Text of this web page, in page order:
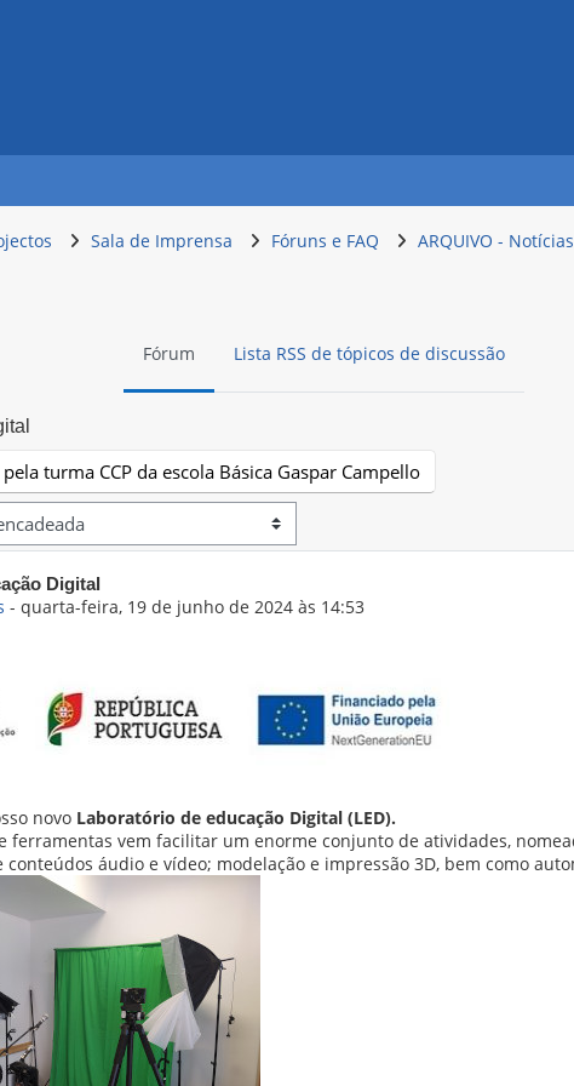
Sala de Imprensa Fóruns e FAQ
ARQUIVO -
Fórum Lista RSS de tópicos de discussão
turma CCP da escola Básica Gaspar Campello
Digital
-quarta-feira, 19 de junho de 2024 às 14:53
2
novo Laboratório de educação Digital (LED).
ferramentas vem facilitar um enorme conjunto de atividades,
conteúdos áudio e vídeo; modelação e impressão 3D, bem como